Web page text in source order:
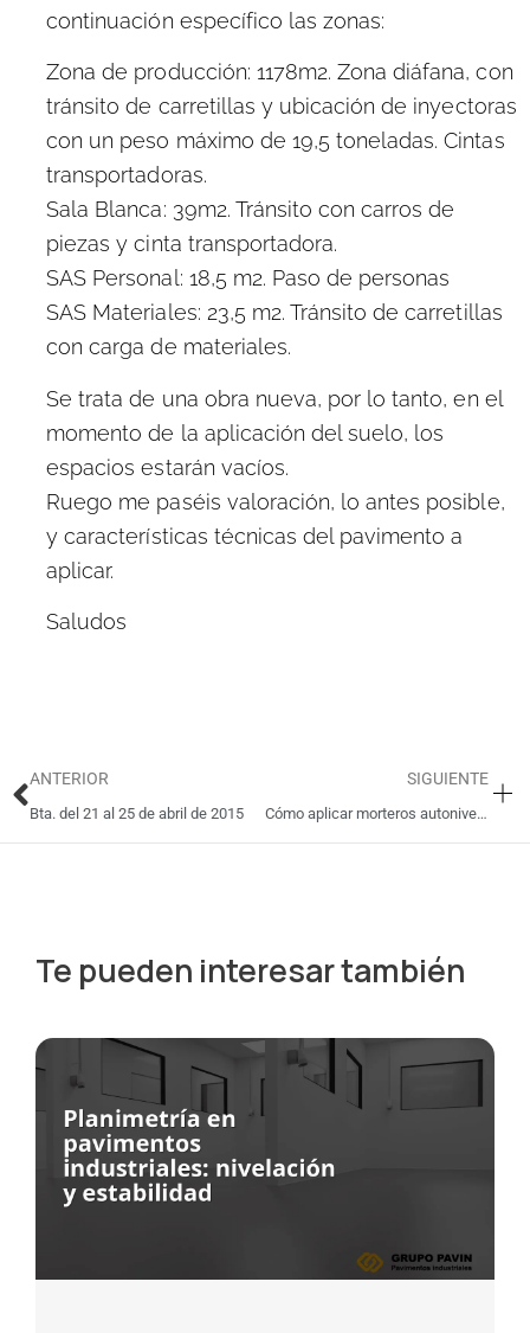
continuación específico las zonas:
Zona de producción: 1178m2. Zona diáfana, con
tránsito de carretillas y ubicación de inyectoras
con un peso máximo de 19,5 toneladas. Cintas
transportadoras.
Sala Blanca: 39m2. Tránsito con carros de
piezas y cinta transportadora.
SAS Personal: 18,5 m2. Paso de personas
SAS Materiales: 23,5 m2. Tránsito de carretillas
con carga de materiales.
Se trata de una obra nueva, por lo tanto, en el
momento de la aplicación del suelo, los
espacios estarán vacíos.
Ruego me paséis valoración, lo antes posible,
y características técnicas del pavimento a
aplicar.
Saludos
Ant
ANTERIOR
Bta. del 21 al 25 de abril de 2015
SIGUIENTE
Cómo aplicar morteros autonivelantes
Te pueden interesar también